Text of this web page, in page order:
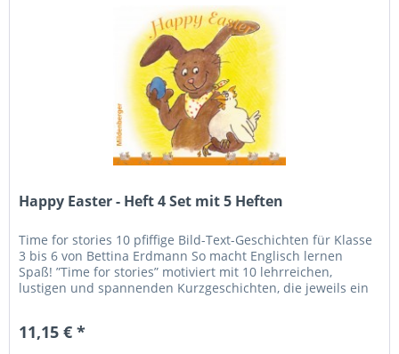
Happy Easter - Heft 4 Set mit 5 Heften
Time for stories 10 pfiffige Bild-Text-Geschichten für Klasse
3 bis 6 von Bettina Erdmann So macht Englisch lernen
Spaß! ”Time for stories” motiviert mit 10 lehrreichen,
lustigen und spannenden Kurzgeschichten, die jeweils ein
11,15 € *